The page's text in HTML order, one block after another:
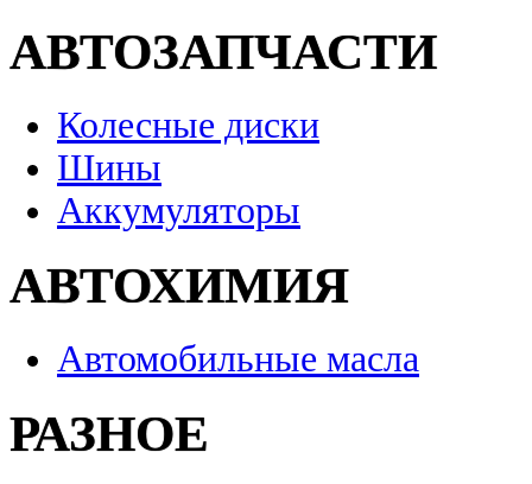
АВТОЗАПЧАСТИ
Колесные диски
Шины
Аккумуляторы
АВТОХИМИЯ
Автомобильные масла
РАЗНОЕ